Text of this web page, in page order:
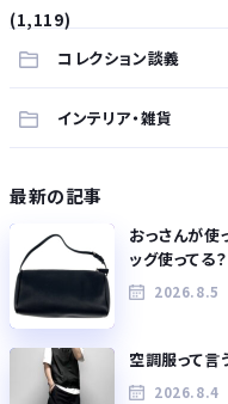
(1,119)
コレクション談義
インテリア・雑貨
最新の記事
おっさんが使
ッグ使ってる？
2026.8.5
空調服って言
2026.8.4